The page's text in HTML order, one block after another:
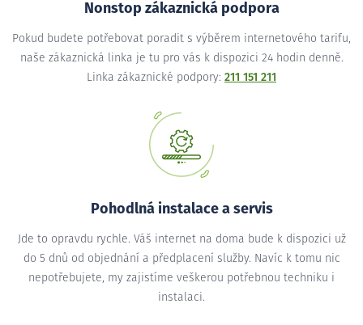
Nonstop zákaznická podpora
Pokud budete potřebovat poradit s výběrem internetového tarifu,
naše zákaznická linka je tu pro vás k dispozici 24 hodin denně.
Linka zákaznické podpory: 211 151 211
Pohodlná instalace a servis
Jde to opravdu rychle. Váš internet na doma bude k dispozici už
do 5 dnů od objednání a předplacení služby. Navíc k tomu nic
nepotřebujete, my zajistíme veškerou potřebnou techniku i
instalaci.